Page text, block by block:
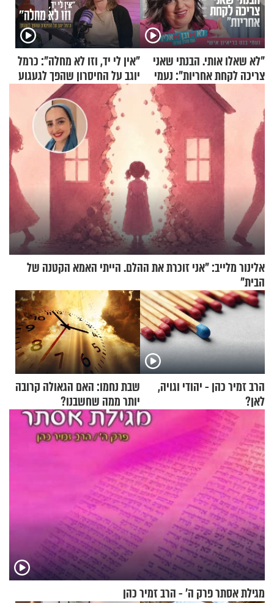
"לא שאלו אותי. הבנתי שאני
צריכה לקחת אחריות": נעמי
בנט בריאיון אישי
"אין לי יד, וזו לא מחלה": כרמל
יוגב על החיסרון שהפך לגעגוע
אלינור מלייב: "אני זוכרת את ההלם. הייתי האמא הקטנה של
הבית"
הרב זמיר כהן - יהודי וגויה,
לאן?
שבת נחמו: האם הגאולה קרובה
יותר ממה שחשבנו?
מגילת אסתר פרק ה’ - הרב זמיר כהן